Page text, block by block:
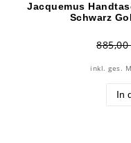
Jacquemus
Schwarz
885,00
inkl. ges.
In